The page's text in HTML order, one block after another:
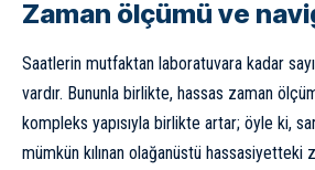
Zaman ölçümü ve
Saatlerin mutfaktan laboratuvara kadar
vardır. Bununla birlikte, hassas zaman
kompleks yapısıyla birlikte artar; öyle ki,
mümkün kılınan olağanüstü hassasiyetteki